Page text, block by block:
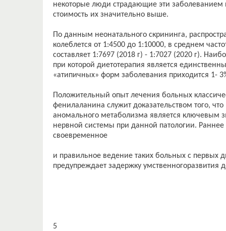
некоторые люди страдающие эти заболеванием
стоимость их значительно выше.
По данным неонатального скрининга,
колеблется от 1:4500 до 1:10000, в среднем
составляет 1:7697 (2018 г) - 1:7027 (2020 г).
при которой диетотерапия является
«атипичных» форм заболевания приходится 1-
Положительный опыт лечения больных
фенилаланина служит доказательством того,
аномального метаболизма является ключевым
нервной системы при данной патологии.
своевременное
и правильное ведение таких больных с
предупреждает задержку умственногоразвития
5